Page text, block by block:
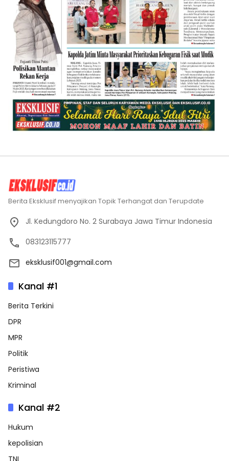
Berita Eksklusif menyajikan Topik Terhangat dan Terupdate
Jl. Kedungdoro No. 2 Surabaya Jawa Timur Indonesia
083123115777
eksklusif001@gmail.com
Kanal #1
Berita Terkini
DPR
MPR
Politik
Peristiwa
Kriminal
Kanal #2
Hukum
kepolisian
TNI